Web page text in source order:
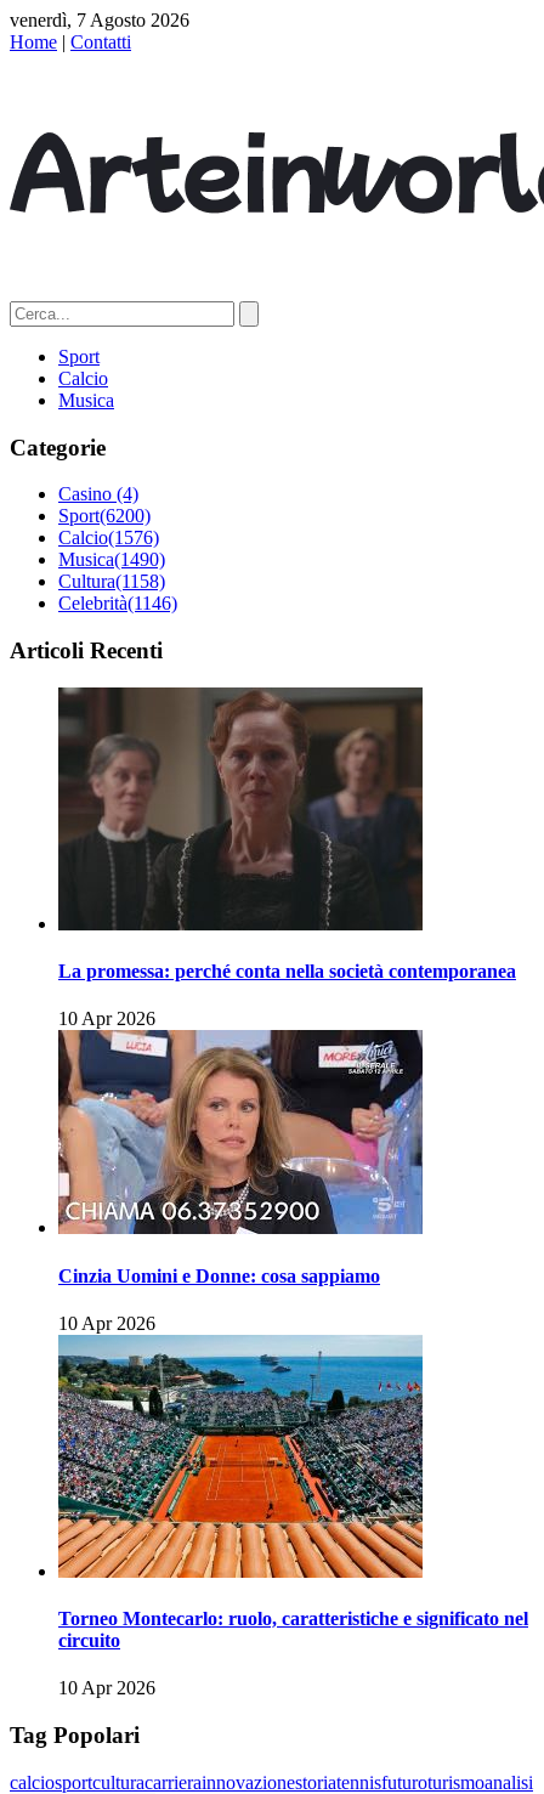
venerdì, 7 Agosto 2026
Home | Contatti
Sport
Calcio
Musica
Categorie
Casino (4)
Sport(6200)
Calcio(1576)
Musica(1490)
Cultura(1158)
Celebrità(1146)
Articoli Recenti
La promessa: perché conta nella società contemporanea
10 Apr 2026
Cinzia Uomini e Donne: cosa sappiamo
10 Apr 2026
Torneo Montecarlo: ruolo, caratteristiche e significato nel
circuito
10 Apr 2026
Tag Popolari
calciosportculturacarrierainnovazionestoriatennisfuturoturismoanalisi